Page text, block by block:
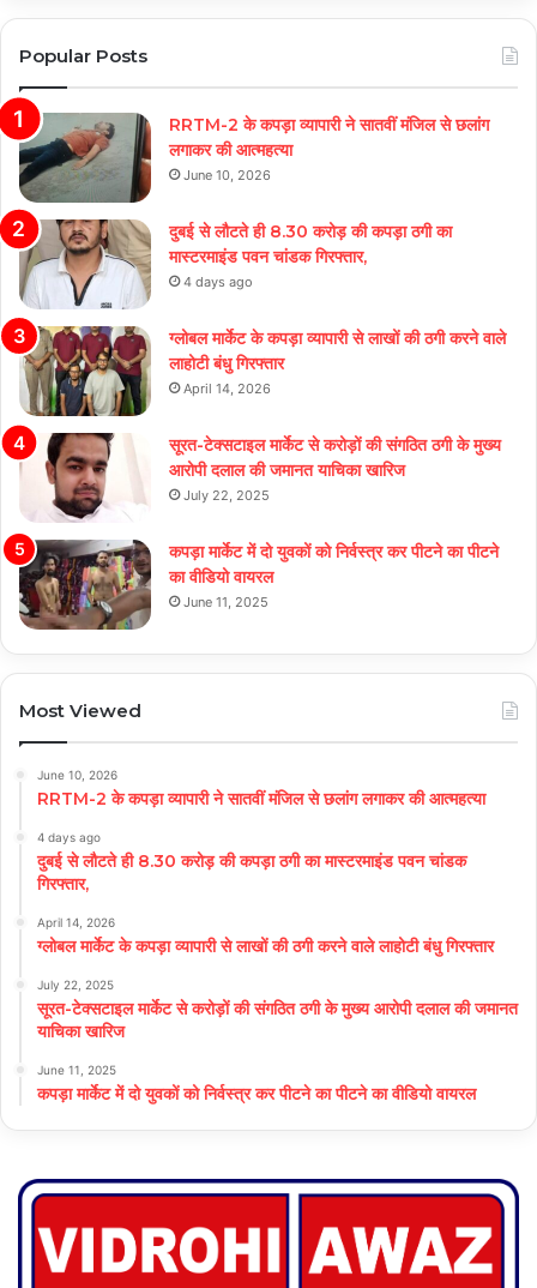
Popular Posts
RRTM-2 के कपड़ा व्यापारी ने सातवीं मंजिल से छलांग
लगाकर की आत्महत्या
June 10, 2026
दुबई से लौटते ही 8.30 करोड़ की कपड़ा ठगी का
मास्टरमाइंड पवन चांडक गिरफ्तार,
4 days ago
ग्लोबल मार्केट के कपड़ा व्यापारी से लाखों की ठगी करने वाले
लाहोटी बंधु गिरफ्तार
April 14, 2026
सूरत-टेक्सटाइल मार्केट से करोड़ों की संगठित ठगी के मुख्य
आरोपी दलाल की जमानत याचिका खारिज
July 22, 2025
कपड़ा मार्केट में दो युवकों को निर्वस्त्र कर पीटने का पीटने
का वीडियो वायरल
June 11, 2025
Most Viewed
June 10, 2026
RRTM-2 के कपड़ा व्यापारी ने सातवीं मंजिल से छलांग लगाकर की आत्महत्या
4 days ago
दुबई से लौटते ही 8.30 करोड़ की कपड़ा ठगी का मास्टरमाइंड पवन चांडक
गिरफ्तार,
April 14, 2026
ग्लोबल मार्केट के कपड़ा व्यापारी से लाखों की ठगी करने वाले लाहोटी बंधु गिरफ्तार
July 22, 2025
सूरत-टेक्सटाइल मार्केट से करोड़ों की संगठित ठगी के मुख्य आरोपी दलाल की जमानत
याचिका खारिज
June 11, 2025
कपड़ा मार्केट में दो युवकों को निर्वस्त्र कर पीटने का पीटने का वीडियो वायरल